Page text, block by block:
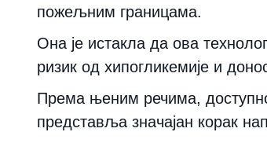
пожељним границама.
Она је истакла да ова
ризик од хипогликемије и
Према њеним речима,
представља значајан корак